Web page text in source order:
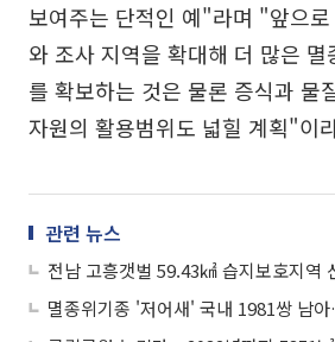
보여주는 단적인 예"라며 "앞으
와 조사 지역을 확대해 더 많은
를 확보하는 것은 물론 증식과 물
자원의 활용범위도 넓힐 계획"이
관련 뉴스
전남 고흥갯벌 59.43㎢ 습지보호지역
멸종위기종 '저어새' 국내 1981쌍 남